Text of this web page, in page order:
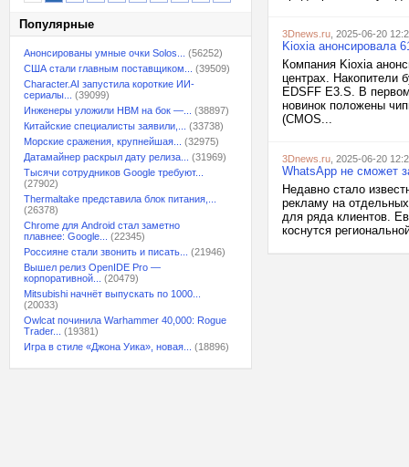
Популярные
Анонсированы умные очки Solos...
(56252)
США стали главным поставщиком...
(39509)
Character.AI запустила короткие ИИ-
сериалы...
(39099)
Инженеры уложили HBM на бок —...
(38897)
Китайские специалисты заявили,...
(33738)
Морские сражения, крупнейшая...
(32975)
Датамайнер раскрыл дату релиза...
(31969)
Тысячи сотрудников Google требуют...
(27902)
Thermaltake представила блок питания,...
(26378)
Chrome для Android стал заметно
плавнее: Google...
(22345)
Россияне стали звонить и писать...
(21946)
Вышел релиз OpenIDE Pro —
корпоративной...
(20479)
Mitsubishi начнёт выпускать по 1000...
(20033)
Owlcat починила Warhammer 40,000: Rogue
Trader...
(19381)
Игра в стиле «Джона Уика», новая...
(18896)
3Dnews.ru , 2025-06-20
Kioxia анонсировала
Компания Kioxia
центрах. Накопители
EDSFF E3.S. В
новинок положены
(CMOS...
3Dnews.ru , 2025-06-20
WhatsApp не сможет
Недавно стало
рекламу на
для ряда клиентов.
коснутся